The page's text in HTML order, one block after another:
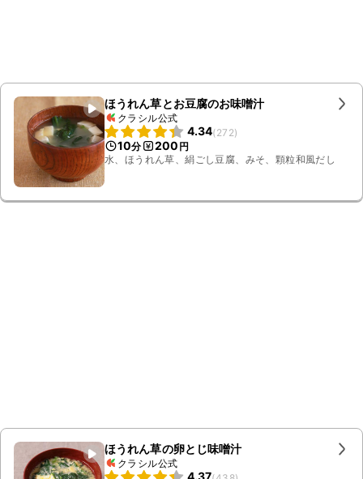
ほうれん草とお豆腐のお味噌汁
クラシル公式
4.34(272)
10分 200 円
水、ほうれん草、絹ごし豆腐、みそ、顆粒和風だし
ほうれん草の卵とじ味噌汁
クラシル公式
4.37